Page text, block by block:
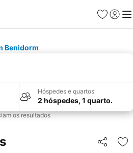
Favoritos
Iniciar
Benidorm
Hóspedes e quartos
2 hóspedes, 1 quarto.
os resultados
Partilhar